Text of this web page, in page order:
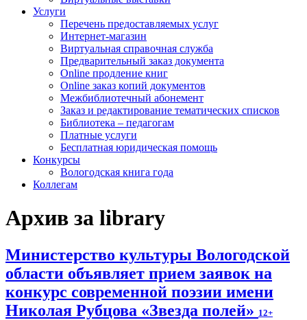
Услуги
Перечень предоставляемых услуг
Интернет-магазин
Виртуальная справочная служба
Предварительный заказ документа
Online продление книг
Online заказ копий документов
Межбиблиотечный абонемент
Заказ и редактирование тематических списков
Библиотека – педагогам
Платные услуги
Бесплатная юридическая помощь
Конкурсы
Вологодская книга года
Коллегам
Архив за library
Министерство культуры Вологодской
области объявляет прием заявок на
конкурс современной поэзии имени
Николая Рубцова «Звезда полей» 12+